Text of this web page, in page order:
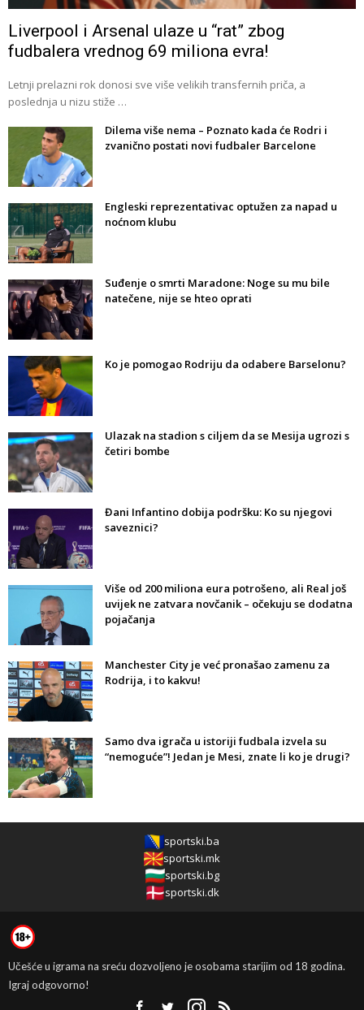
Liverpool i Arsenal ulaze u “rat” zbog
fudbalera vrednog 69 miliona evra!
Letnji prelazni rok donosi sve više velikih transfernih priča, a
poslednja u nizu stiže …
Dilema više nema – Poznato kada će Rodri i
zvanično postati novi fudbaler Barcelone
Engleski reprezentativac optužen za napad u
noćnom klubu
Suđenje o smrti Maradone: Noge su mu bile
natečene, nije se hteo oprati
Ko je pomogao Rodriju da odabere Barselonu?
Ulazak na stadion s ciljem da se Mesija ugrozi s
četiri bombe
Đani Infantino dobija podršku: Ko su njegovi
saveznici?
Više od 200 miliona eura potrošeno, ali Real još
uvijek ne zatvara novčanik – očekuju se dodatna
pojačanja
Manchester City je već pronašao zamenu za
Rodrija, i to kakvu!
Samo dva igrača u istoriji fudbala izvela su
“nemoguće”! Jedan je Mesi, znate li ko je drugi?
sportski.ba
sportski.mk
sportski.bg
sportski.dk
Učešće u igrama na sreću dozvoljeno je osobama starijim od 18 godina.
Igraj odgovorno!